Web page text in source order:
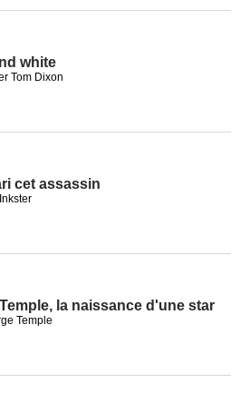
white
Tom Dixon
cet assassin
la naissance d'une star
Temple